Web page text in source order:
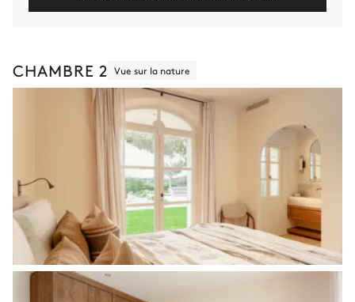
CHAMBRE 2 Vue sur la nature